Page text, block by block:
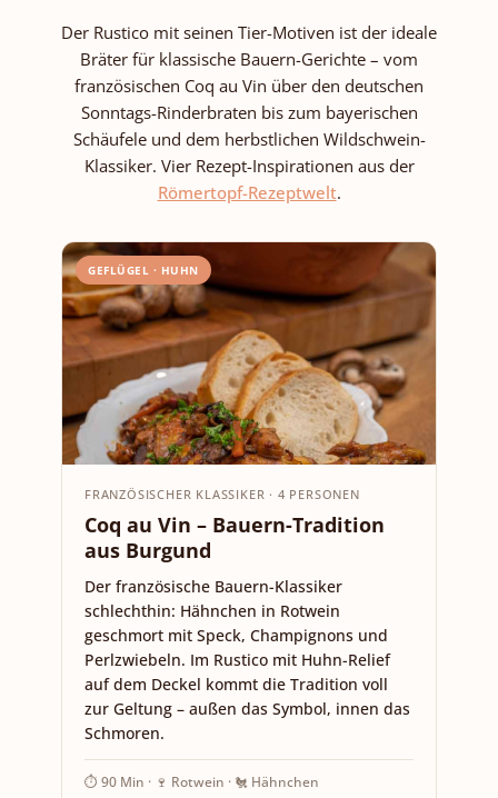
Der Rustico mit seinen Tier-Motiven ist der ideale
Bräter für klassische Bauern-Gerichte – vom
französischen Coq au Vin über den deutschen
Sonntags-Rinderbraten bis zum bayerischen
Schäufele und dem herbstlichen Wildschwein-
Klassiker. Vier Rezept-Inspirationen aus der
Römertopf-Rezeptwelt.
GEFLÜGEL · HUHN
FRANZÖSISCHER KLASSIKER · 4 PERSONEN
Coq au Vin – Bauern-Tradition
aus Burgund
Der französische Bauern-Klassiker
schlechthin: Hähnchen in Rotwein
geschmort mit Speck, Champignons und
Perlzwiebeln. Im Rustico mit Huhn-Relief
auf dem Deckel kommt die Tradition voll
zur Geltung – außen das Symbol, innen das
Schmoren.
⏱ 90 Min · 🍷 Rotwein · 🐔 Hähnchen